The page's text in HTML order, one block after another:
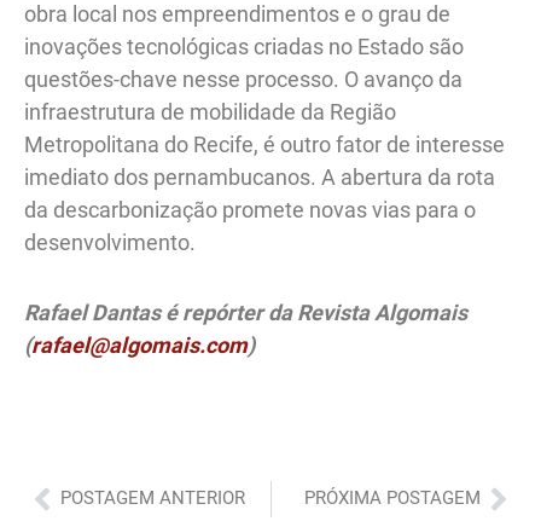
obra local nos empreendimentos e o grau de
inovações tecnológicas criadas no Estado são
questões-chave nesse processo. O avanço da
infraestrutura de mobilidade da Região
Metropolitana do Recife, é outro fator de interesse
imediato dos pernambucanos. A abertura da rota
da descarbonização promete novas vias para o
desenvolvimento.
Rafael Dantas é repórter da Revista Algomais
(rafael@algomais.com)
Anterior
POSTAGEM ANTERIOR PRÓXIMA POSTAGEM